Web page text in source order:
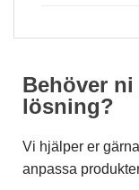
Behöver
lösning?
Vi hjälper er
anpassa